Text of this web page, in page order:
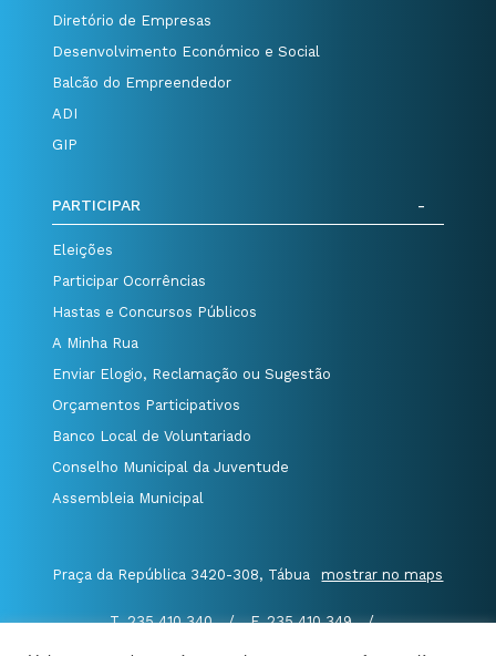
Diretório de Empresas
Desenvolvimento Económico e Social
Balcão do Empreendedor
ADI
GIP
PARTICIPAR
Eleições
Participar Ocorrências
Hastas e Concursos Públicos
A Minha Rua
Enviar Elogio, Reclamação ou Sugestão
Orçamentos Participativos
Banco Local de Voluntariado
Conselho Municipal da Juventude
Assembleia Municipal
Praça da República 3420-308, Tábua mostrar no maps
T. 235 410 340 / F. 235 410 349
/